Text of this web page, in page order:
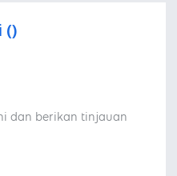
()
dan berikan tinjauan